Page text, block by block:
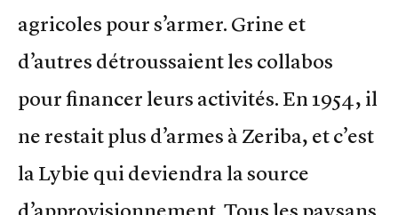
agricoles pour s’armer. Grine et
d’autres détroussaient les collabos
pour financer leurs activités. En 1954, il
ne restait plus d’armes à Zeriba, et c’est
la Lybie qui deviendra la source